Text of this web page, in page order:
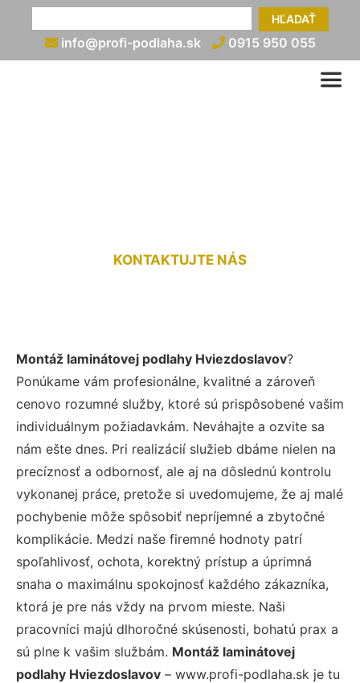
HĽADAŤ
info@profi-podlaha.sk 0915 950 055
KONTAKTUJTE NÁS
Montáž laminátovej podlahy Hviezdoslavov?
Ponúkame vám profesionálne, kvalitné a zároveň
cenovo rozumné služby, ktoré sú prispôsobené vašim
individuálnym požiadavkám. Neváhajte a ozvite sa
nám ešte dnes. Pri realizácií služieb dbáme nielen na
precíznosť a odbornosť, ale aj na dôslednú kontrolu
vykonanej práce, pretože si uvedomujeme, že aj malé
pochybenie môže spôsobiť nepríjemné a zbytočné
komplikácie. Medzi naše firemné hodnoty patrí
spoľahlivosť, ochota, korektný prístup a úprimná
snaha o maximálnu spokojnosť každého zákazníka,
ktorá je pre nás vždy na prvom mieste. Naši
pracovníci majú dlhoročné skúsenosti, bohatú prax a
sú plne k vašim službám. Montáž laminátovej
podlahy Hviezdoslavov – www.profi-podlaha.sk je tu